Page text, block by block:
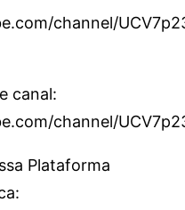
channel/
canal:
channel/
Plataforma